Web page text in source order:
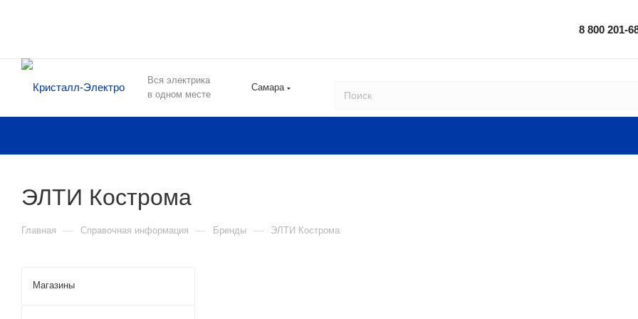
8 800 201-
Вся электрика
в одном месте
Самара
ЭЛТИ Кострома
Главная — Справочная информация — Бренды — ЭЛТИ Кострома
Магазины